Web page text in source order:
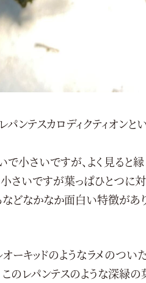
ンテスカロディクティオンと
小さいですが、よく見ると縁
さいですが葉っぱひとつに対
などなかなか面白い特徴があ
ーキッドのようなラメのつい
のレパンテスのような深緑の